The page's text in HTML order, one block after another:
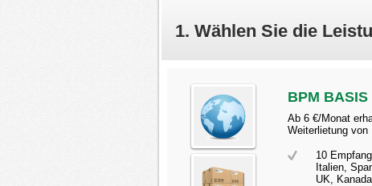
1. Wählen Sie die
BPM BASIS
Ab 6 €/Monat
Weiterlietung
10
Italien,
UK,